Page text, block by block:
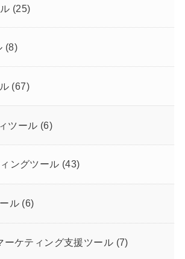
(25)
(8)
(67)
ツール (6)
ングツール (43)
ル (6)
ーケティング支援ツール (7)